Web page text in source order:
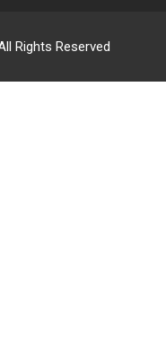
Rights Reserved